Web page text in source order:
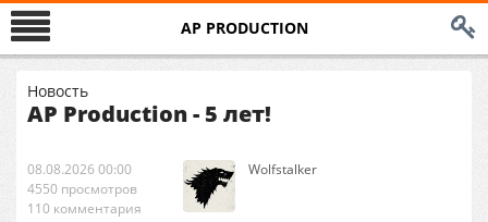
AP PRODUCTION
Новость
AP Production - 5 лет!
08.08.2026 00:00
4550 просмотров
110 комментария
Wolfstalker